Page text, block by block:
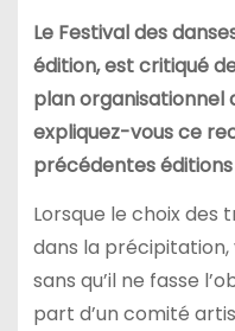
Le Festival des
édition, est critiqué
plan organisationnel
expliquez-vous ce
précédentes éditions
Lorsque le choix des
dans la
sans qu’il ne fasse
part d’un comité